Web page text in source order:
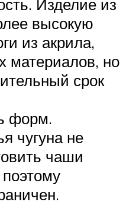
Изделие из
высокую
из акрила,
материалов, но
срок
форм.
чугуна не
чаши